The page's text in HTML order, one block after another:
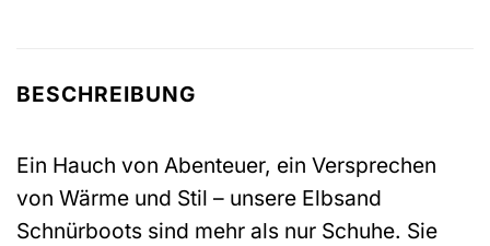
BESCHREIBUNG
Ein Hauch von Abenteuer, ein Versprechen
von Wärme und Stil – unsere Elbsand
Schnürboots sind mehr als nur Schuhe. Sie